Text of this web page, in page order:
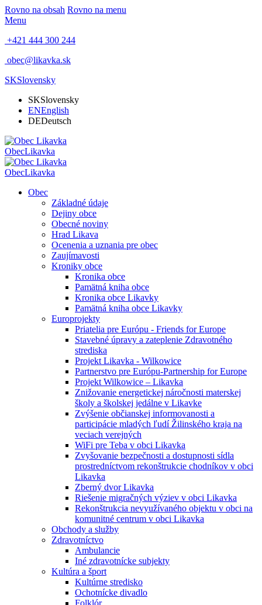
Rovno na obsah Rovno na menu
Menu
+421 444 300 244
obec@likavka.sk
SKSlovensky
SKSlovensky
ENEnglish
DEDeutsch
ObecLikavka
ObecLikavka
Obec
Základné údaje
Dejiny obce
Obecné noviny
Hrad Likava
Ocenenia a uznania pre obec
Zaujímavosti
Kroniky obce
Kronika obce
Pamätná kniha obce
Kronika obce Likavky
Pamätná kniha obce Likavky
Europrojekty
Priatelia pre Európu - Friends for Europe
Stavebné úpravy a zateplenie Zdravotného
strediska
Projekt Likavka - Wilkowice
Partnerstvo pre Európu-Partnership for Europe
Projekt Wilkowice – Likavka
Znižovanie energetickej náročnosti materskej
školy a školskej jedálne v Likavke
Zvýšenie občianskej informovanosti a
participácie mladých ľudí Žilinského kraja na
veciach verejných
WiFi pre Teba v obci Likavka
Zvyšovanie bezpečnosti a dostupnosti sídla
prostredníctvom rekonštrukcie chodníkov v obci
Likavka
Zberný dvor Likavka
Riešenie migračných výziev v obci Likavka
Rekonštrukcia nevyužívaného objektu v obci na
komunitné centrum v obci Likavka
Obchody a služby
Zdravotníctvo
Ambulancie
Iné zdravotnícke subjekty
Kultúra a šport
Kultúrne stredisko
Ochotnícke divadlo
Folklór